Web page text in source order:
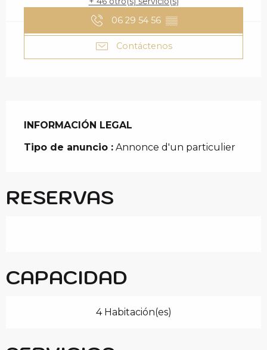
06 29 54 56 ▒▒
Contáctenos
INFORMACIÓN LEGAL
INFORMACIÓN LEGAL
Tipo de anuncio : Annonce d'un particulier
RESERVAS
CAPACIDAD
4 Habitación(es)